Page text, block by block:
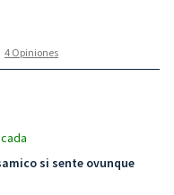
4 Opiniones
si sente ovunque